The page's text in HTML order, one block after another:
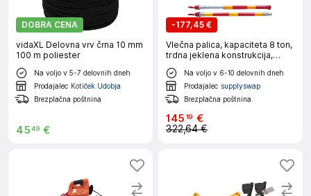
DOBRA CENA
vidaXL Delovna vrv črna 10 mm
100 m poliester
Na voljo v 5-7 delovnih dneh
Prodajalec Kotiček Udobja
Brezplačna poštnina
4549 €
-177,45 €
Vlečna palica, kapaciteta 8 ton,
trdna jeklena konstrukcija,
rdeča
Na voljo v 6-10 delovnih dneh
Prodajalec supplyswap
Brezplačna poštnina
145 19 €
322,64 €